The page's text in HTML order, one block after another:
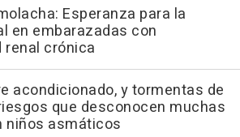
Esperanza para la
en embarazadas con
crónica
acondicionado, y tormentas de
que desconocen muchas
niños asmáticos